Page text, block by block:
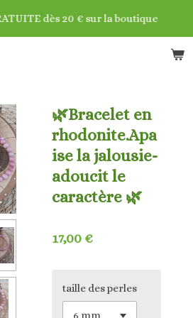
dès 20 € sur la boutique
🌿Bracelet en
rhodonite.Apa
ise la jalousie-
adoucit le
caractère 🌿
17,00 €
taille des perles